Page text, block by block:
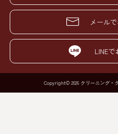
メール
LINE
Copyright© 2026 クリーニング・